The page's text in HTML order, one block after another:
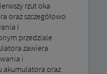
rzut oka
oraz szczegółowo
i
przedziale
zawiera
i
akumulatora oraz